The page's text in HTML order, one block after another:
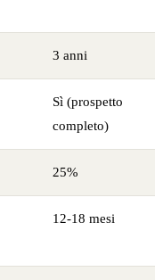
3 anni
Sì (prospetto
completo)
25%
12-18 mesi